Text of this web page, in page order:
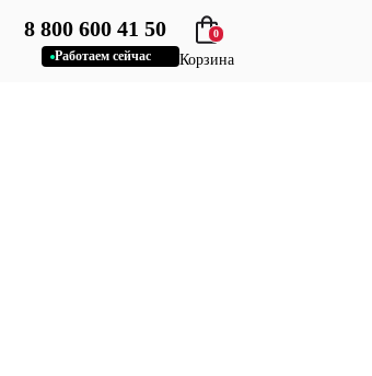
8 800 600 41 50
Работаем сейчас
0
Корзина